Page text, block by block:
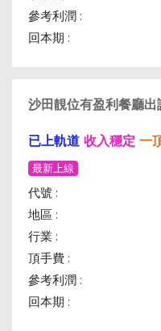
參考利潤 :
回本期 :
沙田靚位有盈利餐廳出
已上軌道 收入穩定 一
最新上線
代號 :
地區 :
行業 :
頂手費 :
參考利潤 :
回本期 :